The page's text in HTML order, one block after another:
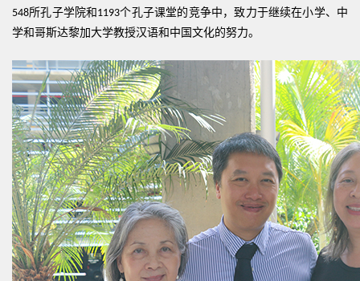
548所孔子学院和1193个孔子课堂的竞争中，致力于继续在小学、中
学和哥斯达黎加大学教授汉语和中国文化的努力。